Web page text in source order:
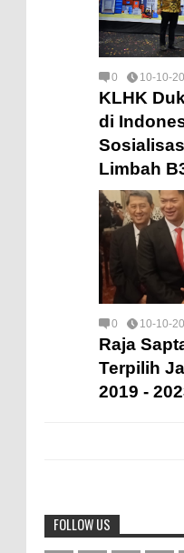
0 10-10-
KLHK
di
Limbah
0 10-10-
Raja
Terpilih
2019 -
FOLLOW US